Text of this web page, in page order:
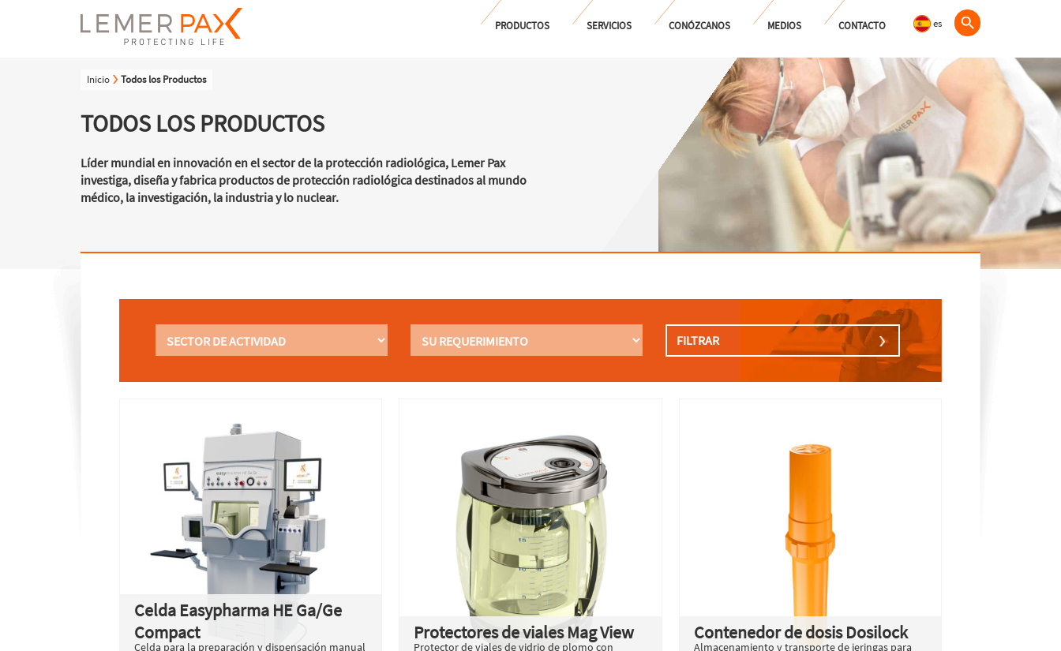
PRODUCTOS SERVICIOS CONÓZCANOS MEDIOS CONTACTO es
Inicio Todos los Productos
TODOS LOS PRODUCTOS
Líder mundial en innovación en el sector de la protección radiológica, Lemer Pax
investiga, diseña y fabrica productos de protección radiológica destinados al mundo
médico, la investigación, la industria y lo nuclear.
FILTRAR
Celda Easypharma HE Ga/Ge
Compact
Celda para la preparación y dispensación manual
Protectores de viales Mag View
Protector de viales de vidrio de plomo con
Contenedor de dosis Dosilock
Almacenamiento y transporte de jeringas para